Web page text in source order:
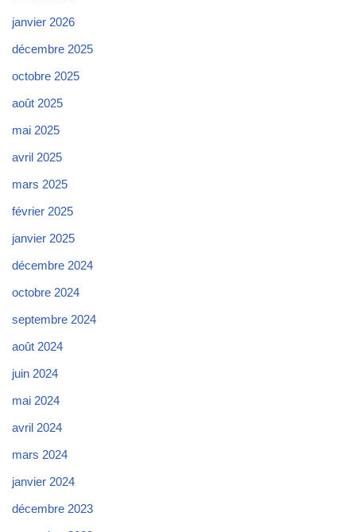
janvier 2026
décembre 2025
octobre 2025
août 2025
mai 2025
avril 2025
mars 2025
février 2025
janvier 2025
décembre 2024
octobre 2024
septembre 2024
août 2024
juin 2024
mai 2024
avril 2024
mars 2024
janvier 2024
décembre 2023